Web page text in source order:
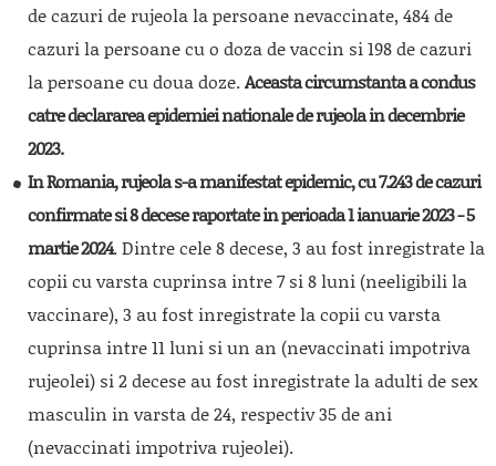
de cazuri de rujeola la persoane nevaccinate, 484 de
cazuri la persoane cu o doza de vaccin si 198 de cazuri
la persoane cu doua doze. Aceasta circumstanta a condus
catre declararea epidemiei nationale de rujeola in decembrie
2023.
In Romania, rujeola s-a manifestat epidemic, cu 7.243 de cazuri
confirmate si 8 decese raportate in perioada 1 ianuarie 2023 - 5
martie 2024. Dintre cele 8 decese, 3 au fost inregistrate la
copii cu varsta cuprinsa intre 7 si 8 luni (neeligibili la
vaccinare), 3 au fost inregistrate la copii cu varsta
cuprinsa intre 11 luni si un an (nevaccinati impotriva
rujeolei) si 2 decese au fost inregistrate la adulti de sex
masculin in varsta de 24, respectiv 35 de ani
(nevaccinati impotriva rujeolei).